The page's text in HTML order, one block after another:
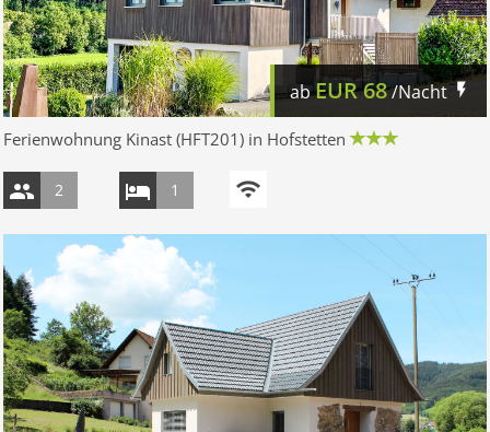
abEUR68/Nacht
Ferienwohnung Kinast (HFT201) in Hofstetten
2 1